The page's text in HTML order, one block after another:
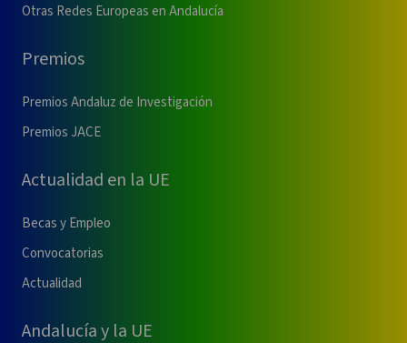
Otras Redes Europeas en Andalucía
Premios
Premios Andaluz de Investigación
Premios JACE
Actualidad en la UE
Becas y Empleo
Convocatorias
Actualidad
Andalucía y la UE